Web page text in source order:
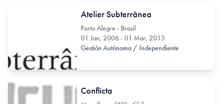
Atelier Subterrânea
Porto Alegre - Brasil
01 Jan, 2006 - 01 Mar, 2015
Gestión Autónoma / Independiente
Conflicta